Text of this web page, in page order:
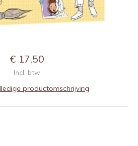
€ 17,50
Incl. btw
productomschrijving